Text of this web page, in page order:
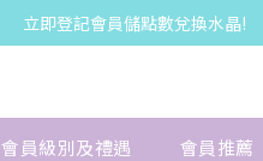
立即登記會員儲點數兌換水晶!
會員級別及禮遇 會員推薦